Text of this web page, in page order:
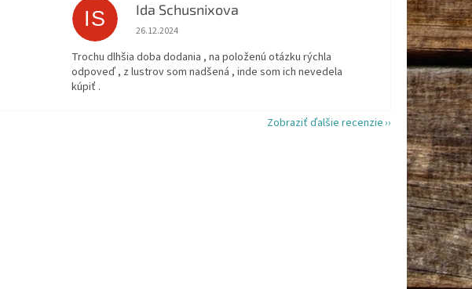
IS Ida Schusnixova
Hodnotenie obchodu je 5 z 5 hviezdičiek.
26.12.2024
Trochu dlhšia doba dodania , na položenú otázku rýchla
odpoveď , z lustrov som nadšená , inde som ich nevedela
kúpiť .
Zobraziť ďalšie recenzie